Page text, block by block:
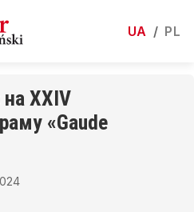
UA / PL
на XXIV
«Gaude